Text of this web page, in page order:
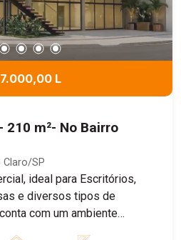
L
m²- No Bairro
Claro/SP
ideal para Escritórios,
e diversos tipos de